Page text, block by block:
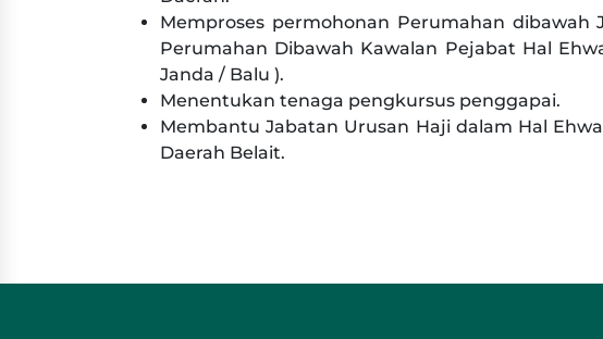
Memproses permohonan Perumahan dibawah
Perumahan Dibawah Kawalan Pejabat Hal
Janda / Balu ).
Menentukan tenaga pengkursus penggapai.
Membantu Jabatan Urusan Haji dalam Hal
Daerah Belait.